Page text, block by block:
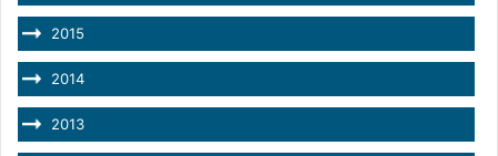
2015
2014
2013